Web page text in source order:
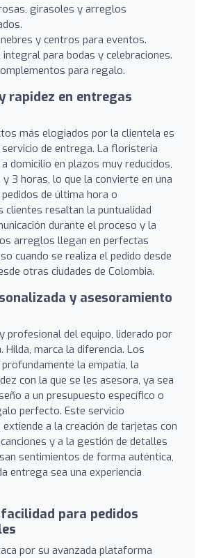
girasoles y arreglos
y centros para eventos.
integral para bodas y celebraciones.
para regalo.
rapidez en entregas
más elogiados por la clientela es
servicio de entrega. La floristería
domicilio en plazos muy reducidos,
y 3 horas, lo que la convierte en una
de última hora o
clientes resaltan la puntualidad
durante el proceso y la
arreglos llegan en perfectas
cuando se realiza el pedido desde
otras ciudades de Colombia.
y asesoramiento
profesional del equipo, liderado por
Hilda, marca la diferencia. Los
la empatía, la
con la que se les asesora, ya sea
a un presupuesto específico o
perfecto. Este servicio
a la creación de tarjetas con
y a la gestión de detalles
sentimientos de forma auténtica,
entrega sea una experiencia
para pedidos
por su avanzada plataforma